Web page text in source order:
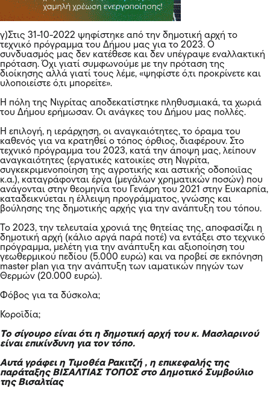
γ)Στις 31-10-2022 ψηφίστηκε από την δημοτική αρχή το
τεχνικό πρόγραμμα του Δήμου μας για το 2023. Ο
συνδυασμός μας δεν κατέθεσε και δεν υπέγραψε εναλλακτική
πρόταση. Όχι γιατί συμφωνούμε με την πρόταση της
διοίκησης αλλά γιατί τους λέμε, «ψηφίστε ό,τι προκρίνετε και
υλοποιείστε ό,τι μπορείτε».
Η πόλη της Νιγρίτας αποδεκατίστηκε πληθυσμιακά, τα χωριά
του Δήμου ερήμωσαν. Οι ανάγκες του Δήμου μας πολλές.
Η επιλογή, η ιεράρχηση, οι αναγκαιότητες, το όραμα του
καθενός για να κρατηθεί ο τόπος όρθιος, διαφέρουν. Στο
τεχνικό πρόγραμμα του 2023, κατά την άποψη μας, λείπουν
αναγκαιότητες (εργατικές κατοικίες στη Νιγρίτα,
συγκεκριμενοποίηση της αγροτικής και αστικής οδοποιϊας
κ.α.), καταγράφονται έργα (μεγάλων χρηματικών ποσών) που
ανάγονται στην θεομηνία του Γενάρη του 2021 στην Ευκαρπία,
καταδεικνύεται η έλλειψη προγράμματος, γνώσης και
βούλησης της δημοτικής αρχής για την ανάπτυξη του τόπου.
Το 2023, την τελευταία χρονιά της θητείας της, αποφασίζει η
δημοτική αρχή (κάλιο αργά παρά ποτέ) να εντάξει στο τεχνικό
πρόγραμμα, μελέτη για την ανάπτυξη και αξιοποίηση του
γεωθερμικού πεδίου (5.000 ευρώ) και να προβεί σε εκπόνηση
master plan για την ανάπτυξη των ιαματικών πηγών των
Θερμών (20.000 ευρώ).
Φόβος για τα δύσκολα;
Κοροϊδία;
Το σίγουρο είναι ότι η δημοτική αρχή του κ. Μασλαρινού
είναι επικίνδυνη για τον τόπο.
Αυτά γράφει η Τιμοθέα Ρακιτζή , η επικεφαλής της
παράταξης ΒΙΣΑΛΤΙΑΣ ΤΟΠΟΣ στο Δημοτικό Συμβούλιο
της Βισαλτίας